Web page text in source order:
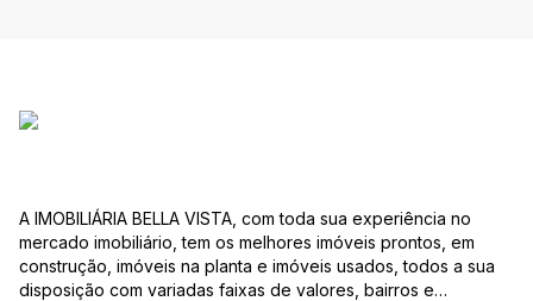
A IMOBILIÁRIA BELLA VISTA, com toda sua experiência no
mercado imobiliário, tem os melhores imóveis prontos, em
construção, imóveis na planta e imóveis usados, todos a sua
disposição com variadas faixas de valores, bairros e